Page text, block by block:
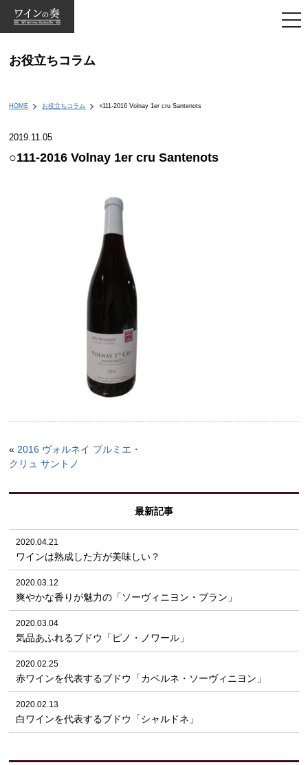
お役立ちコラム
HOME お役立ちコラム ○111-2016 Volnay 1er cru Santenots
2019.11.05
○111-2016 Volnay 1er cru Santenots
«2016 ヴォルネイ プルミエ・
クリュ サントノ
最新記事
2020.04.21
ワインは熟成した方が美味しい？
2020.03.12
爽やかな香りが魅力の「ソーヴィニヨン・ブラン」
2020.03.04
気品あふれるブドウ「ピノ・ノワール」
2020.02.25
赤ワインを代表するブドウ「カベルネ・ソーヴィニヨン」
2020.02.13
白ワインを代表するブドウ「シャルドネ」